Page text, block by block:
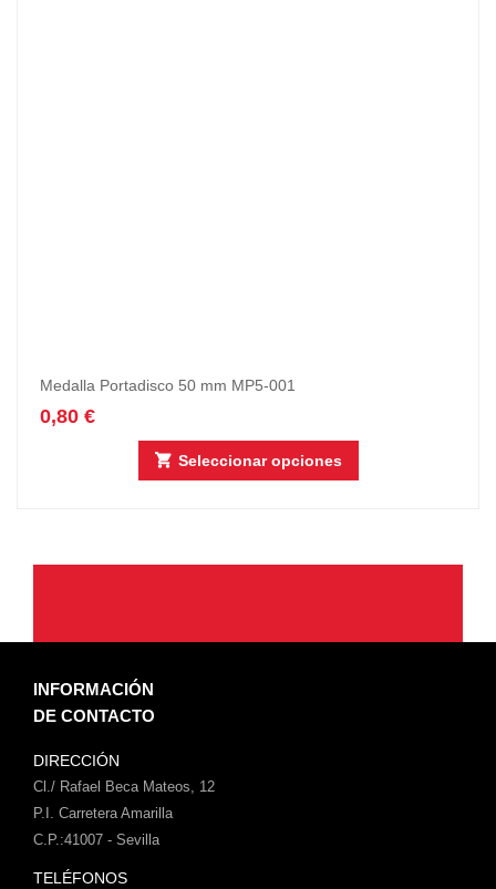
Medalla Portadisco 50 mm MP5-001
0,80 €
Seleccionar opciones
INFORMACIÓN
DE CONTACTO
DIRECCIÓN
Cl./ Rafael Beca Mateos, 12
P.I. Carretera Amarilla
C.P.:41007 - Sevilla
TELÉFONOS